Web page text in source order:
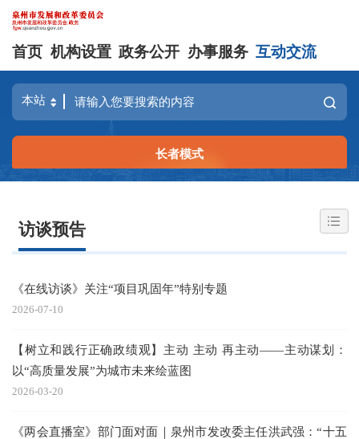
首页 机构设置 政务公开 办事服务 互动交流
长者模式
访谈预告
《在线访谈》关注“项目巩固年”特别专题
2026-07-10
【树立和践行正确政绩观】主动 主动 再主动——主动谋划：
以“高质量发展”为城市未来绘蓝图
2026-03-20
《两会直播室》部门面对面｜泉州市发改委主任洪武强：“十五